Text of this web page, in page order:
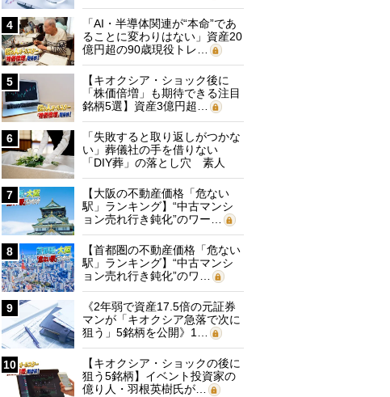
4
「AI・半導体関連が“本命”であ
ることに変わりはない」資産20
億円超の90歳現役トレ…
5
【キオクシア・ショック後に
「株価倍増」も期待できる注目
銘柄5選】資産3億円超…
6
「失敗すると取り返しがつかな
い」葬儀社の手を借りない
「DIY葬」の落とし穴 素人
に…
7
【大阪の不動産価格「危ない
駅」ランキング】“中古マンシ
ョン売れ行き鈍化”のワー…
8
【首都圏の不動産価格「危ない
駅」ランキング】“中古マンシ
ョン売れ行き鈍化”のワ…
9
《2年弱で資産17.5倍の元証券
マンが「キオクシア急落で次に
狙う」5銘柄を公開》1…
10
【キオクシア・ショックの後に
狙う5銘柄】イベント投資家の
億り人・羽根英樹氏が…